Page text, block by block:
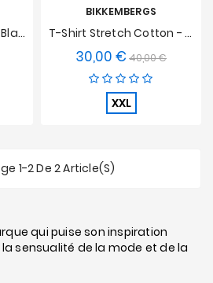
Boxer Stretch Cotton Blanc
BIKKEMBERGS
T-Shirt Stretch Cotton - Blanc
30,00 € Prix
de
base
40,00 €Prix
XXL
1-2 De 2 Article(s)
qui puise son inspiration
sensualité de la mode et de la